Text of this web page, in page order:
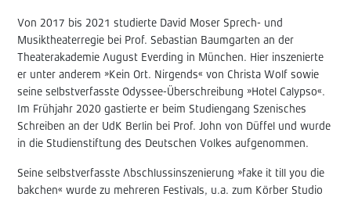
Von 2017 bis 2021 studierte David Moser Sprech- und
Musiktheaterregie bei Prof. Sebastian Baumgarten an der
Theaterakademie August Everding in München. Hier inszenierte
er unter anderem »Kein Ort. Nirgends« von Christa Wolf sowie
seine selbstverfasste Odyssee-Überschreibung »Hotel Calypso«.
Im Frühjahr 2020 gastierte er beim Studiengang Szenisches
Schreiben an der UdK Berlin bei Prof. John von Düffel und wurde
in die Studienstiftung des Deutschen Volkes aufgenommen.
Seine selbstverfasste Abschlussinszenierung »fake it till you die
bakchen« wurde zu mehreren Festivals, u.a. zum Körber Studio